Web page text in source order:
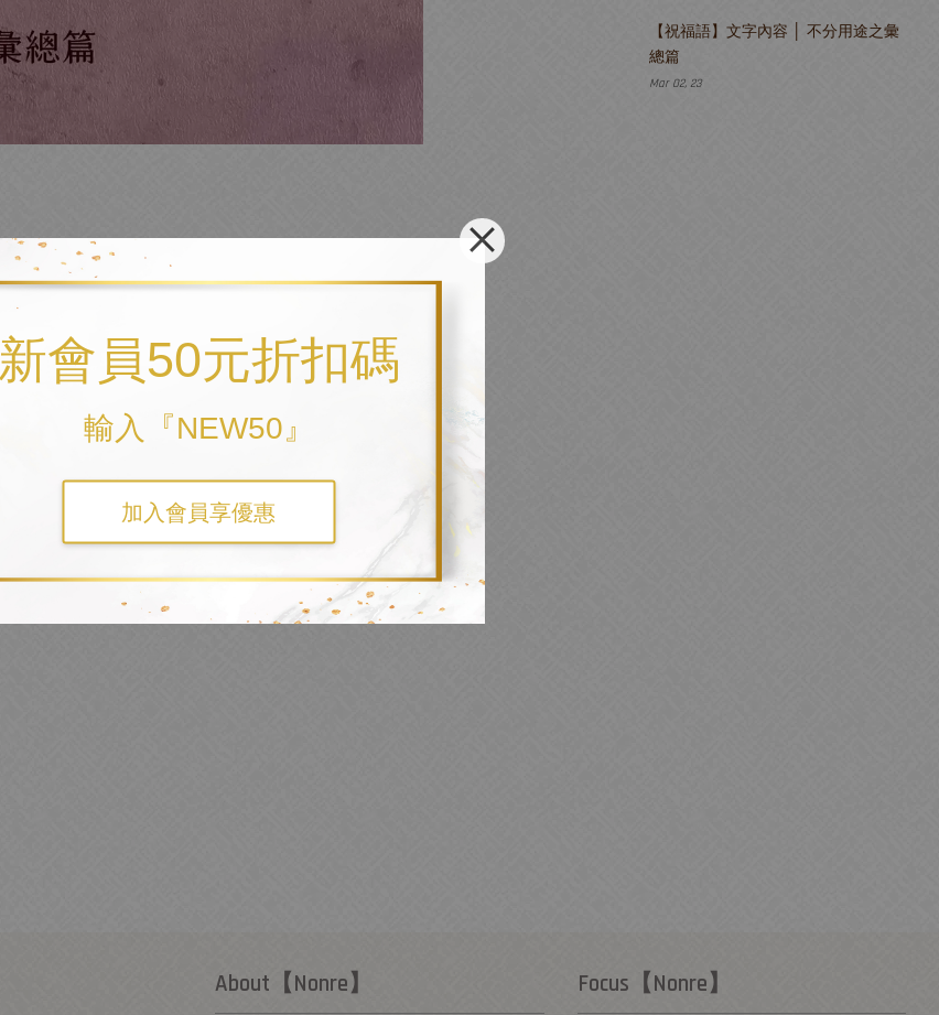
新會員50元折扣碼
輸入『NEW50』
加入會員享優惠
【祝福語】文字內容 │ 不分用途之彙
總篇
Mar 02, 23
About【Nonre】 Focus【Nonre】